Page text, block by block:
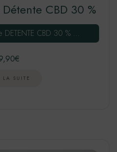
CBD 30 %
DETENTE CBD 30 % …
€
LA SUITE